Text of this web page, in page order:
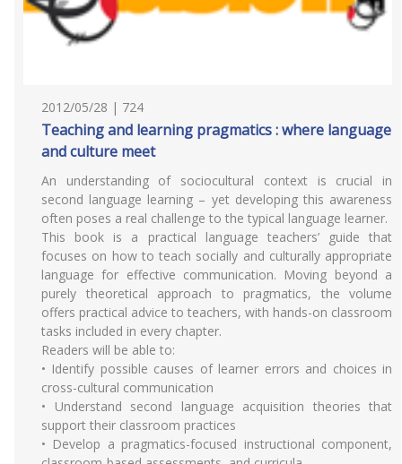
2012/05/28 | 724
Teaching and learning pragmatics : where language
and culture meet
An understanding of sociocultural context is crucial in
second language learning – yet developing this awareness
often poses a real challenge to the typical language learner.
This book is a practical language teachers’ guide that
focuses on how to teach socially and culturally appropriate
language for effective communication. Moving beyond a
purely theoretical approach to pragmatics, the volume
offers practical advice to teachers, with hands-on classroom
tasks included in every chapter.
Readers will be able to:
• Identify possible causes of learner errors and choices in
cross-cultural communication
• Understand second language acquisition theories that
support their classroom practices
• Develop a pragmatics-focused instructional component,